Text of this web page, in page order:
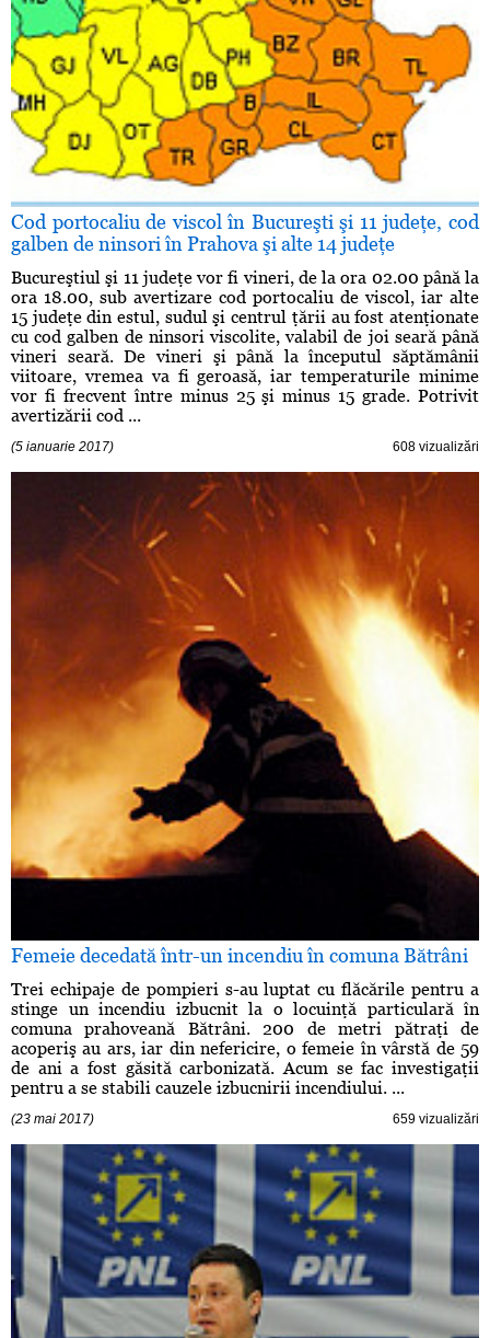
Cod portocaliu de viscol în Bucureşti şi 11 judeţe, cod
galben de ninsori în Prahova şi alte 14 judeţe
Bucureştiul şi 11 judeţe vor fi vineri, de la ora 02.00 până la
ora 18.00, sub avertizare cod portocaliu de viscol, iar alte
15 judeţe din estul, sudul şi centrul ţării au fost atenţionate
cu cod galben de ninsori viscolite, valabil de joi seară până
vineri seară. De vineri şi până la începutul săptămânii
viitoare, vremea va fi geroasă, iar temperaturile minime
vor fi frecvent între minus 25 şi minus 15 grade. Potrivit
avertizării cod ...
(5 ianuarie 2017) 608 vizualizări
Femeie decedată într-un incendiu în comuna Bătrâni
Trei echipaje de pompieri s-au luptat cu flăcările pentru a
stinge un incendiu izbucnit la o locuinţă particulară în
comuna prahoveană Bătrâni. 200 de metri pătraţi de
acoperiş au ars, iar din nefericire, o femeie în vârstă de 59
de ani a fost găsită carbonizată. Acum se fac investigaţii
pentru a se stabili cauzele izbucnirii incendiului. ...
(23 mai 2017) 659 vizualizări